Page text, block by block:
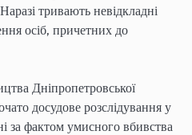
тривають невідкладні
осіб, причетних до
Дніпропетровської
досудове розслідування у
за фактом умисного вбивства